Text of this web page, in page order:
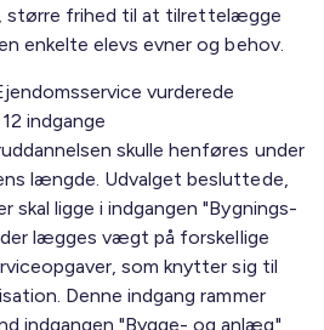
større frihed til at tilrettelægge
enkelte elevs evner og behov.
vurderede
indgange
skulle henføres under
længde. Udvalget besluttede,
skal ligge i indgangen "Bygnings-
lægges vægt på forskellige
som knytter sig til
Denne indgang rammer
indgangen "Bygge- og anlæg",